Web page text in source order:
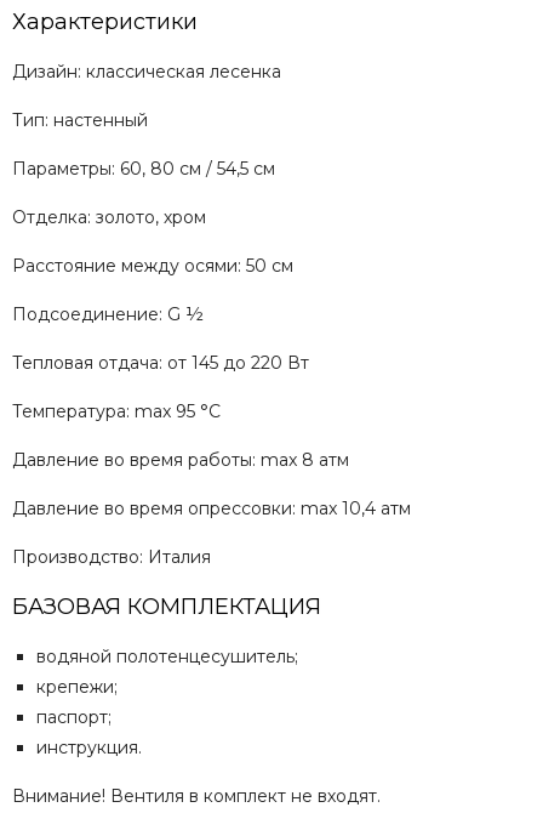
Характеристики
Дизайн: классическая лесенка
Тип: настенный
Параметры: 60, 80 см / 54,5 см
Отделка: золото, хром
Расстояние между осями: 50 см
Подсоединение: G ½
Тепловая отдача: от 145 до 220 Вт
Температура: max 95 °C
Давление во время работы: max 8 атм
Давление во время опрессовки: max 10,4 атм
Производство: Италия
БАЗОВАЯ КОМПЛЕКТАЦИЯ
водяной полотенцесушитель;
крепежи;
паспорт;
инструкция.
Внимание! Вентиля в комплект не входят.